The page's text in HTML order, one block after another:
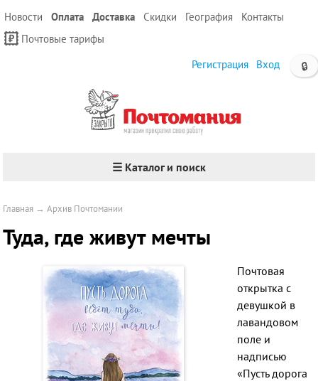
Новости Оплата Доставка Скидки География
Контакты
Почтовые тарифы
🔒
Регистрация Вход
☰ Каталог и поиск
Главная →Архив Почтомании
Туда, где живут мечты
Почтовая
открытка с
девушкой в
лавандовом
поле и
надписью
«Пусть дорога